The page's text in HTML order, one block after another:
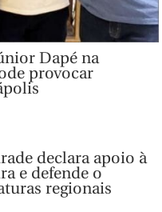
Dapé na
provocar
declara apoio à
e defende o
regionais